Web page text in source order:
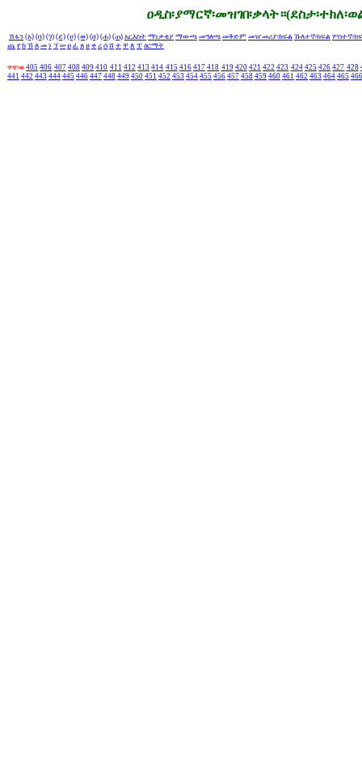
ሽፋን (አ) (በ) (ገ) (ደ) (ሀ) (ወ) (ዘ) (ሐ) (ጠ) አርእስት ማነቃቂያ ማውጫ መግለጫ መቅድም መዠመሪያ፡ክፍል ኹለተኛ፡ክፍል
ጨ የ ከ ኸ ለ መ ነ ኘ ሠ ዐ ፈ ጸ ፀ ቀ ረ ሰ ሸ ተ ቸ ጰ ፐ ዕርማት
ዋዌ፡ወ 405 406 407 408 409 410 411 412 413 414 415 416 417 418 419 420 421 422 423 424 425 426 427 428
441 442 443 444 445 446 447 448 449 450 451 452 453 454 455 456 457 458 459 460 461 462 463 464 465 466